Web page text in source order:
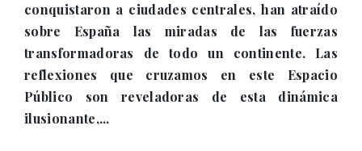
conquistaron a ciudades centrales, han atraído
sobre España las miradas de las fuerzas
transformadoras de todo un continente. Las
reflexiones que cruzamos en este Espacio
Público son reveladoras de esta dinámica
ilusionante,...